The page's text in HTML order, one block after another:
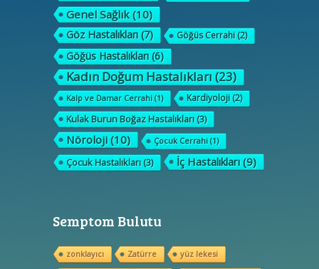
Genel Sağlık(10)
Göz Hastalıkları(7) Göğüs Cerrahi(2)
Göğüs Hastalıkları(6)
Kadın Doğum Hastalıkları(23)
Kalp ve Damar Cerrahi(1) Kardiyoloji(2)
Kulak Burun Boğaz Hastalıkları(3)
Nöroloji(10) Çocuk Cerrahi(1)
Çocuk Hastalıkları(3) İç Hastalıkları(9)
Semptom Bulutu
zonklayıcı Zatürre yüz lekesi